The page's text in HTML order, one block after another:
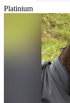
Platinium